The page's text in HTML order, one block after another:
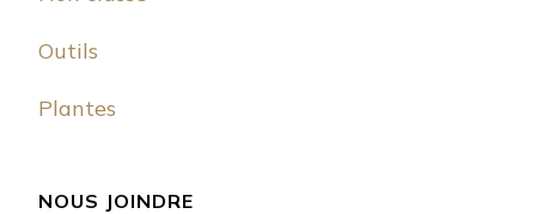
Outils
Plantes
NOUS JOINDRE